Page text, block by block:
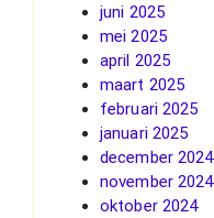
juni 2025
mei 2025
april 2025
maart 2025
februari 2025
januari 2025
december 2024
november 2024
oktober 2024